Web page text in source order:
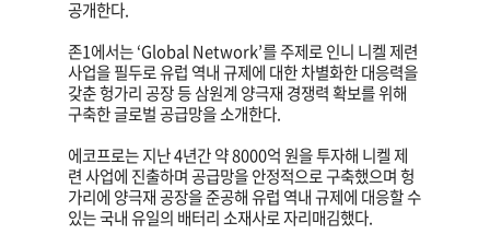
공개한다.
존1에서는 ‘Global Network’를 주제로 인니 니켈 제련
사업을 필두로 유럽 역내 규제에 대한 차별화한 대응력을
갖춘 헝가리 공장 등 삼원계 양극재 경쟁력 확보를 위해
구축한 글로벌 공급망을 소개한다.
에코프로는 지난 4년간 약 8000억 원을 투자해 니켈 제
련 사업에 진출하며 공급망을 안정적으로 구축했으며 헝
가리에 양극재 공장을 준공해 유럽 역내 규제에 대응할 수
있는 국내 유일의 배터리 소재사로 자리매김했다.